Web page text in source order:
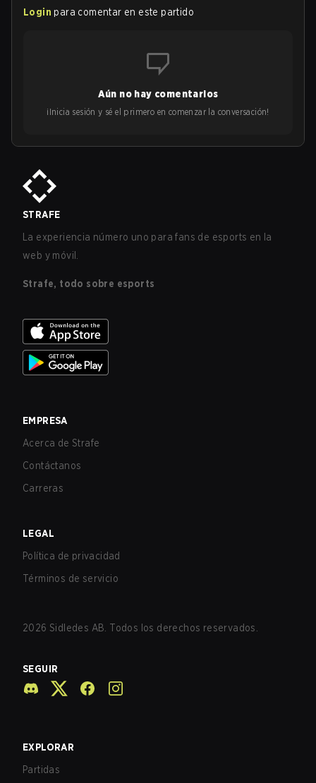
Login para comentar en este partido
Aún no hay comentarios
¡Inicia sesión y sé el primero en comenzar la conversación!
STRAFE
La experiencia número uno para fans de esports en la
web y móvil.
Strafe, todo sobre esports
EMPRESA
Acerca de Strafe
Contáctanos
Carreras
LEGAL
Política de privacidad
Términos de servicio
2026 Sidledes AB. Todos los derechos reservados.
SEGUIR
EXPLORAR
Partidas